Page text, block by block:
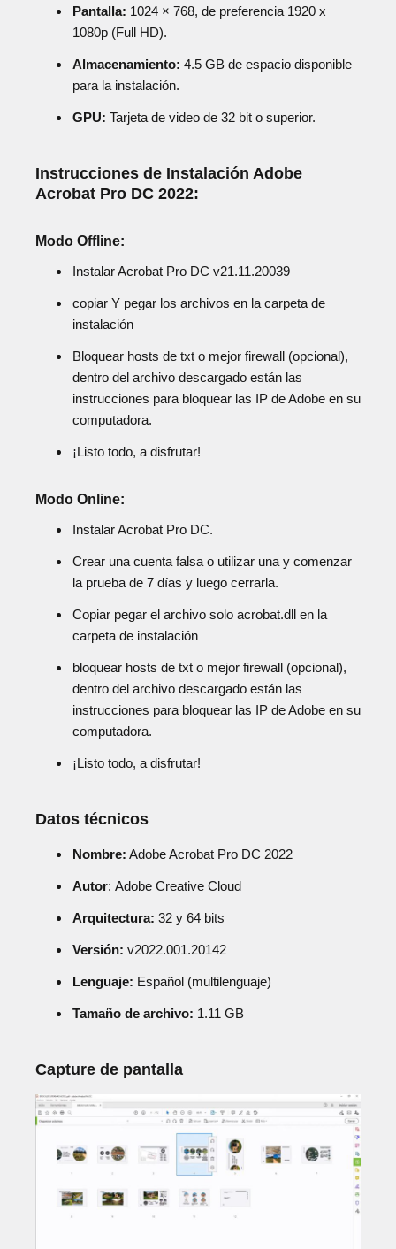
Pantalla: 1024 × 768, de preferencia 1920 x
1080p (Full HD).
Almacenamiento: 4.5 GB de espacio disponible
para la instalación.
GPU: Tarjeta de video de 32 bit o superior.
Instrucciones de Instalación Adobe
Acrobat Pro DC 2022:
Modo Offline:
Instalar Acrobat Pro DC v21.11.20039
copiar Y pegar los archivos en la carpeta de
instalación
Bloquear hosts de txt o mejor firewall (opcional),
dentro del archivo descargado están las
instrucciones para bloquear las IP de Adobe en su
computadora.
¡Listo todo, a disfrutar!
Modo Online:
Instalar Acrobat Pro DC.
Crear una cuenta falsa o utilizar una y comenzar
la prueba de 7 días y luego cerrarla.
Copiar pegar el archivo solo acrobat.dll en la
carpeta de instalación
bloquear hosts de txt o mejor firewall (opcional),
dentro del archivo descargado están las
instrucciones para bloquear las IP de Adobe en su
computadora.
¡Listo todo, a disfrutar!
Datos técnicos
Nombre: Adobe Acrobat Pro DC 2022
Autor: Adobe Creative Cloud
Arquitectura: 32 y 64 bits
Versión: v2022.001.20142
Lenguaje: Español (multilenguaje)
Tamaño de archivo: 1.11 GB
Capture de pantalla